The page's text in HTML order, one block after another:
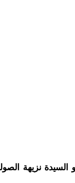
السيدة نزيهة